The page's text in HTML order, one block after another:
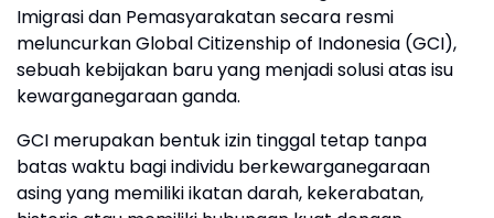
Imigrasi dan Pemasyarakatan secara resmi
meluncurkan Global Citizenship of Indonesia (GCI),
sebuah kebijakan baru yang menjadi solusi atas isu
kewarganegaraan ganda.
GCI merupakan bentuk izin tinggal tetap tanpa
batas waktu bagi individu berkewarganegaraan
asing yang memiliki ikatan darah, kekerabatan,